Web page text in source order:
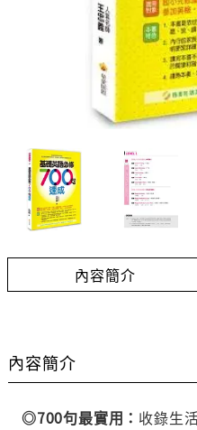
內容簡介
內容簡介
◎700句最實用： 收錄生